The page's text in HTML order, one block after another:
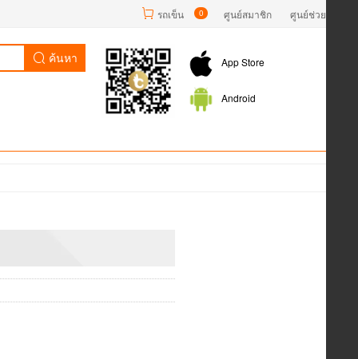
รถเข็น 0 ศูนย์สมาชิก ศูนย์ช่วยเหลือ
ค้นหา App Store
Android